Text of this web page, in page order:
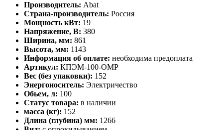
Производитель: Abat
Страна-производитель: Россия
Мощность кВт: 19
Напряжение, В: 380
Ширина, мм: 861
Высота, мм: 1143
Информация об оплате: необходима предоплата
Артикул: КПЭМ-100-ОМР
Вес (без упаковки): 152
Энергоноситель: Электричество
Обьем, л: 100
Статус товара: в наличии
масса (кг): 152
Длина (глубина) мм: 1266